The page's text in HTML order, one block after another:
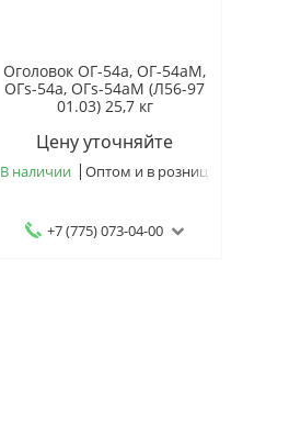
Оголовок ОГ-54а, ОГ-54аМ,
ОГs-54а, ОГs-54аМ (Л56-97
01.03) 25,7 кг
Цену уточняйте
В наличии Оптом и в розницу
+7 (775) 073-04-00